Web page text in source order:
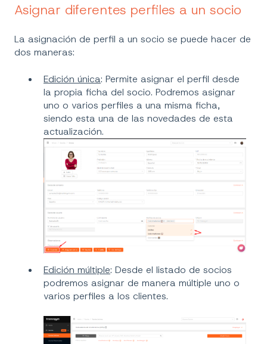
Asignar diferentes perfiles a un socio
La asignación de perfil a un socio se puede hacer de
dos maneras:
Edición única: Permite asignar el perfil desde
la propia ficha del socio. Podremos asignar
uno o varios perfiles a una misma ficha,
siendo esta una de las novedades de esta
actualización.
Edición múltiple: Desde el listado de socios
podremos asignar de manera múltiple uno o
varios perfiles a los clientes.